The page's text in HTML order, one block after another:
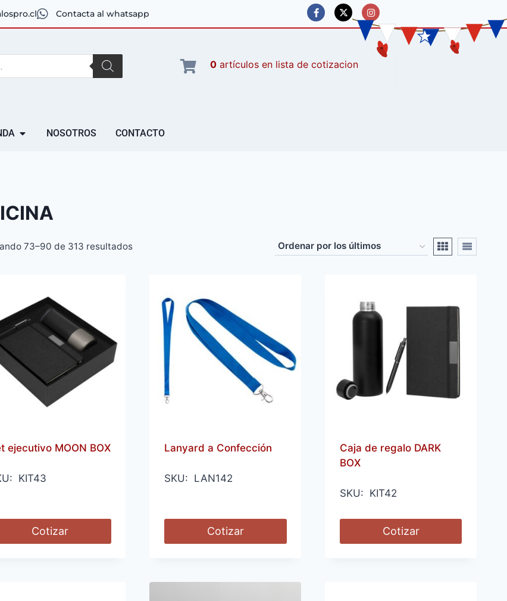
Contacta al whatsapp
0 artículos
NOSOTROS CONTACTO
73–90 de 313 resultados
ejecutivo MOON BOX
KIT43
Cotizar
Lanyard a Confección
SKU: LAN142
Cotizar
Caja de regalo DARK
BOX
SKU: KIT42
Cotizar